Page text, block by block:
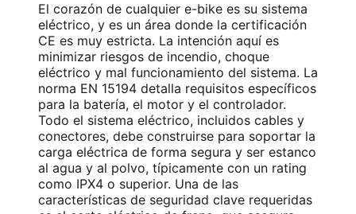
El corazón de cualquier e-bike es su sistema
eléctrico, y es un área donde la certificación
CE es muy estricta. La intención aquí es
minimizar riesgos de incendio, choque
eléctrico y mal funcionamiento del sistema. La
norma EN 15194 detalla requisitos específicos
para la batería, el motor y el controlador.
Todo el sistema eléctrico, incluidos cables y
conectores, debe construirse para soportar la
carga eléctrica de forma segura y ser estanco
al agua y al polvo, típicamente con un rating
como IPX4 o superior. Una de las
características de seguridad clave requeridas